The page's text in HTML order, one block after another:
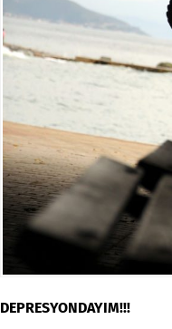
DEPRESYONDAYIM!!!